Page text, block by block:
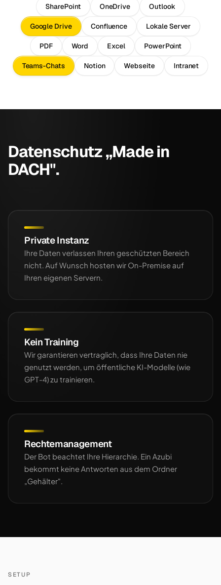
SharePoint OneDrive Outlook
Google Drive Confluence Lokale Server
PDF Word Excel PowerPoint
Teams-Chats Notion Webseite Intranet
Datenschutz „Made in
DACH".
Private Instanz
Ihre Daten verlassen Ihren geschützten Bereich
nicht. Auf Wunsch hosten wir On-Premise auf
Ihren eigenen Servern.
Kein Training
Wir garantieren vertraglich, dass Ihre Daten nie
genutzt werden, um öffentliche KI-Modelle (wie
GPT-4) zu trainieren.
Rechtemanagement
Der Bot beachtet Ihre Hierarchie. Ein Azubi
bekommt keine Antworten aus dem Ordner
„Gehälter".
SETUP